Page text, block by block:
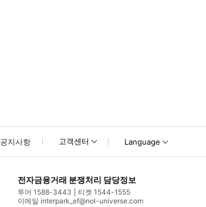
공지사항 고객센터 Language
전자금융거래 분쟁처리 담당정보
투어 1588-3443
티켓 1544-1555
이메일 interpark_ef@nol-universe.com